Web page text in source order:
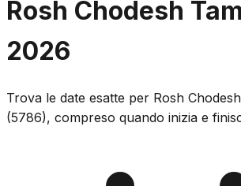
Rosh Chodesh
2026
Trova le date esatte per Rosh
(5786), compreso quando inizia e